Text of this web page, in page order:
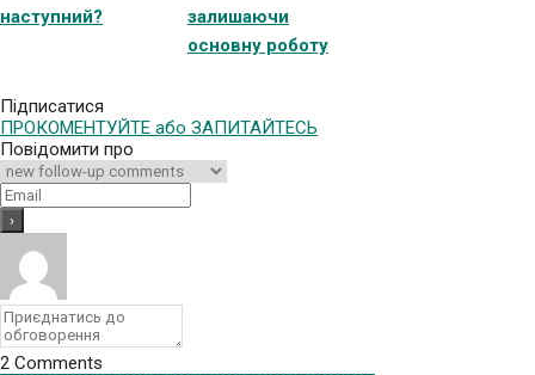
наступний?
залишаючи
основну роботу
Підписатися
ПРОКОМЕНТУЙТЕ або ЗАПИТАЙТЕСЬ
Повідомити про
2 Comments